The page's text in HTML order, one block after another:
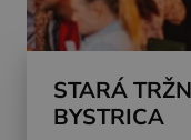
STARÁ
BYSTRICA